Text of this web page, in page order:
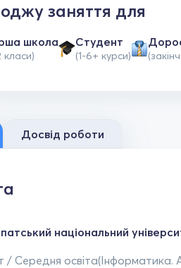
заняття для
школа
класи)
Студент
(1-6+ курси)
Досвід роботи
національний
/ Середня освіта(Інформатика.